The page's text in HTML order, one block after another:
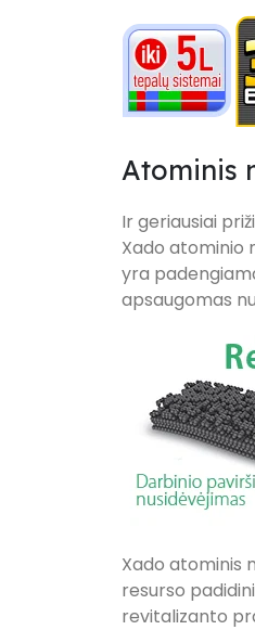
Atominis
Ir geriausiai
Xado atominio
yra
apsaugomas
Xado atominis
resurso
revitalizanto